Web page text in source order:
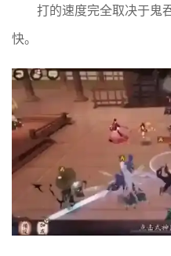
打的速度完全取决于鬼
快。